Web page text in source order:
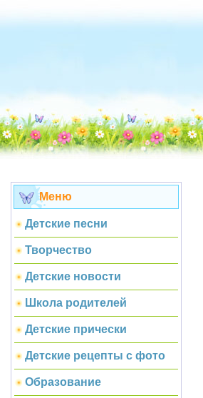
Меню
Детские песни
Творчество
Детские новости
Школа родителей
Детские прически
Детские рецепты с фото
Образование